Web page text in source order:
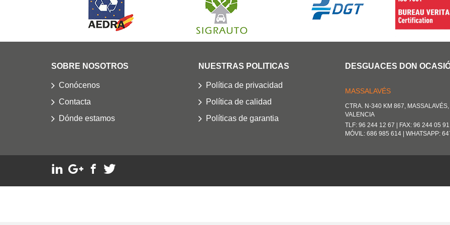
SOBRE NOSOTROS
Conócenos
Contacta
Dónde estamos
NUESTRAS POLITICAS
Política de privacidad
Política de calidad
Políticas de garantia
DESGUACES DON
MASSALAVÉS
CTRA. N-340 KM 867,
VALENCIA
TLF: 96 244 12 67 | FAX: 96 244 05 91
MÓVIL: 686 985 614 | WHATSAPP: